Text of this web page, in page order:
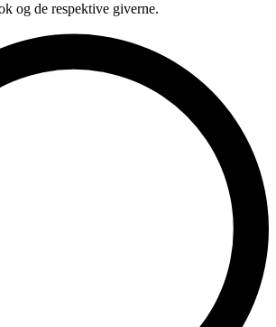
og de respektive giverne.